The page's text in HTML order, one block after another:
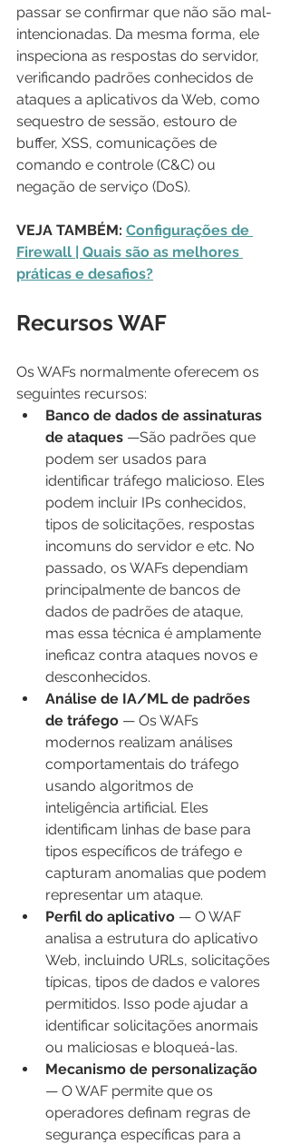
passar se confirmar que não são mal-
intencionadas. Da mesma forma, ele
inspeciona as respostas do servidor,
verificando padrões conhecidos de
ataques a aplicativos da Web, como
sequestro de sessão, estouro de
buffer, XSS, comunicações de
comando e controle (C&C) ou
negação de serviço (DoS).
VEJA TAMBÉM: Configurações de
Firewall | Quais são as melhores
práticas e desafios?
Recursos WAF
Os WAFs normalmente oferecem os
seguintes recursos:
Banco de dados de assinaturas
de ataques —São padrões que
podem ser usados ​​para
identificar tráfego malicioso. Eles
podem incluir IPs conhecidos,
tipos de solicitações, respostas
incomuns do servidor e etc. No
passado, os WAFs dependiam
principalmente de bancos de
dados de padrões de ataque,
mas essa técnica é amplamente
ineficaz contra ataques novos e
desconhecidos.
Análise de IA/ML de padrões
de tráfego — Os WAFs
modernos realizam análises
comportamentais do tráfego
usando algoritmos de
inteligência artificial. Eles
identificam linhas de base para
tipos específicos de tráfego e
capturam anomalias que podem
representar um ataque.
Perfil do aplicativo — O WAF
analisa a estrutura do aplicativo
Web, incluindo URLs, solicitações
típicas, tipos de dados e valores
permitidos. Isso pode ajudar a
identificar solicitações anormais
ou maliciosas e bloqueá-las.
Mecanismo de personalização
— O WAF permite que os
operadores definam regras de
segurança específicas para a